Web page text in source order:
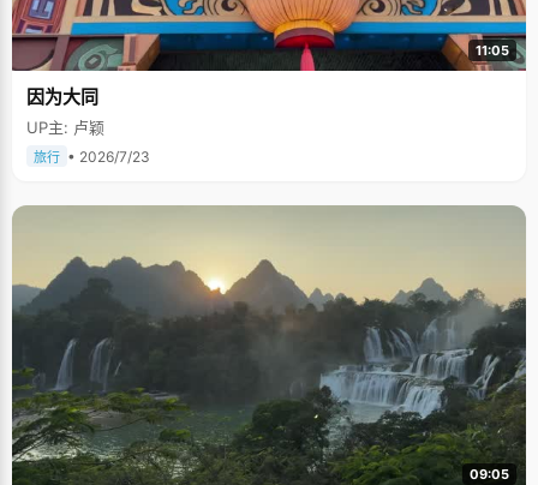
11:05
因为大同
UP主: 卢颖
旅行 • 2026/7/23
09:05